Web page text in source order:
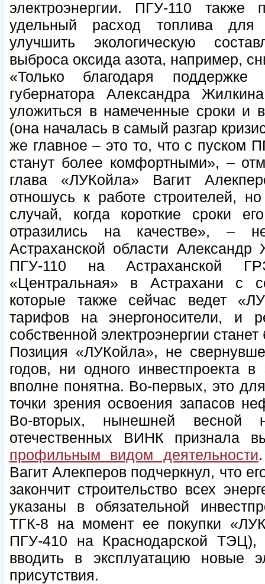
электроэнергии. ПГУ-110 также
удельный расход топлива для
улучшить экологическую
выброса оксида азота, например,
«Только благодаря поддержке
губернатора Александра
уложиться в намеченные сроки и
(она началась в самый разгар
же главное – это то, что с пуском
станут более комфортными», –
глава «ЛУКойла» Вагит
отношусь к работе строителей,
случай, когда короткие сроки
отразились на качестве», –
Астраханской области
ПГУ-110 на Астраханской
«Центральная» в Астрахани с
которые также сейчас ведет
тарифов на энергоносители, и
собственной электроэнергии
Позиция «ЛУКойла», не
годов, ни одного инвестпроекта
вполне понятна. Во-первых, это
точки зрения освоения запасов
Во-вторых, нынешней весной
отечественных ВИНК признала
профильным видом деятельности
Вагит Алекперов подчеркнул, что
закончит строительство всех
указаны в обязательной
ТГК-8 на момент ее покупки
ПГУ-410 на Краснодарской
вводить в эксплуатацию новые
присутствия.